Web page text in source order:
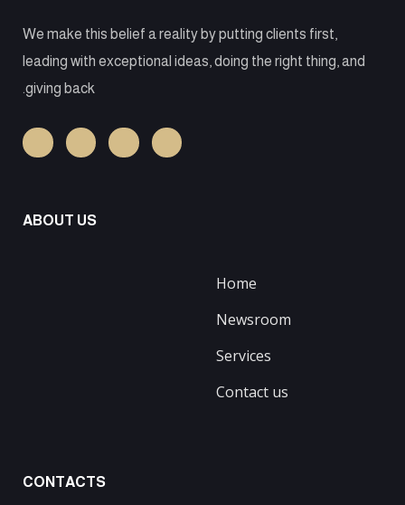
We make this belief a reality by putting clients first,
leading with exceptional ideas, doing the right thing, and
giving back.
ABOUT US
Home
Newsroom
Services
Contact us
CONTACTS